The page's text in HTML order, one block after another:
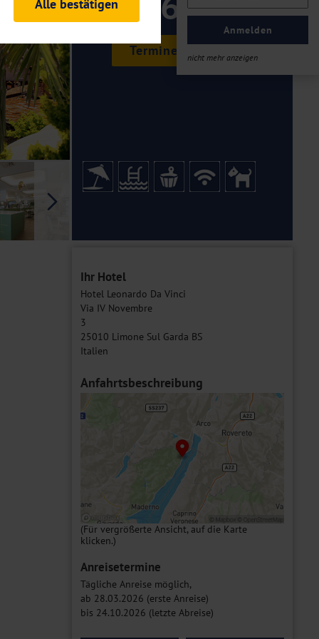
Anmelden
nicht mehr anzeigen
Termine & Preise
Ihr Hotel
Hotel Leonardo Da Vinci
Via IV Novembre
3
25010 Limone Sul Garda BS
Italien
Anfahrtsbeschreibung
(Für vergrößerte Ansicht, auf die Karte
klicken.)
Anreisetermine
Tägliche Anreise möglich,
ab 28.03.2026 (erste Anreise)
bis 24.10.2026 (letzte Abreise)
und Analysen. Mithilfe
Auftritts ermitteln und
es zu einer Drittlands
Daten finden Sie in unseren
Alle bestätigen